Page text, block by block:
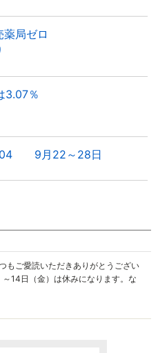
局ゼロ
3.07％
9月22～28日
もご愛読いただきありがとうござい
14日（金）は休みになります。な